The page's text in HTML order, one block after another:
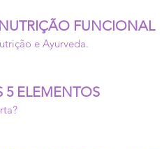
FUNCIONAL
e Ayurveda.
5 ELEMENTOS